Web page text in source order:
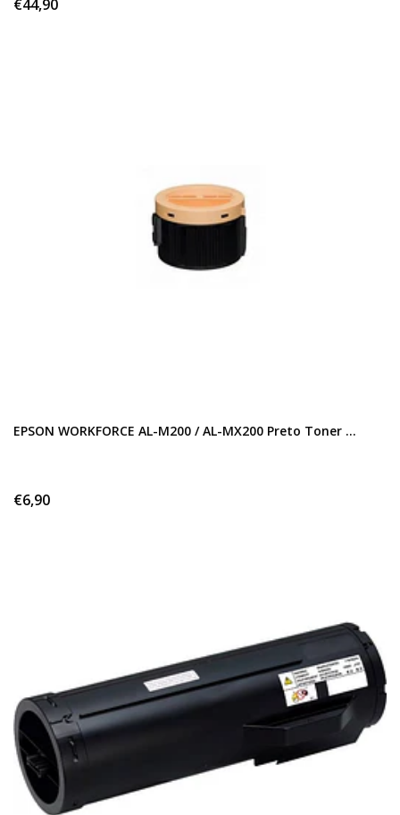
€44,90
EPSON WORKFORCE AL-M200 / AL-MX200 Preto Toner ...
€6,90